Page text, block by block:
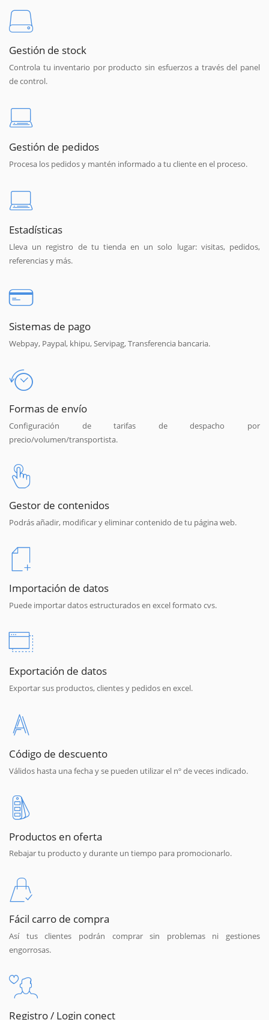
Gestión de stock
Controla tu inventario por producto sin esfuerzos a través del panel
de control.
Gestión de pedidos
Procesa los pedidos y mantén informado a tu cliente en el proceso.
Estadísticas
Lleva un registro de tu tienda en un solo lugar: visitas, pedidos,
referencias y más.
Sistemas de pago
Webpay, Paypal, khipu, Servipag, Transferencia bancaria.
Formas de envío
Configuración de tarifas de despacho por
precio/volumen/transportista.
Gestor de contenidos
Podrás añadir, modificar y eliminar contenido de tu página web.
Importación de datos
Puede importar datos estructurados en excel formato cvs.
Exportación de datos
Exportar sus productos, clientes y pedidos en excel.
Código de descuento
Válidos hasta una fecha y se pueden utilizar el nº de veces indicado.
Productos en oferta
Rebajar tu producto y durante un tiempo para promocionarlo.
Fácil carro de compra
Así tus clientes podrán comprar sin problemas ni gestiones
engorrosas.
Registro / Login conect